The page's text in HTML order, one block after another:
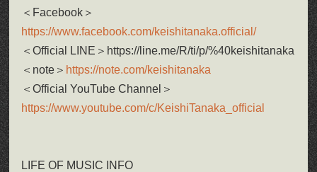
＜Facebook＞
https://www.facebook.com/keishitanaka.official/
＜Official LINE＞https://line.me/R/ti/p/%40keishitanaka
＜note＞ https://note.com/keishitanaka
＜Official YouTube Channel＞
https://www.youtube.com/c/KeishiTanaka_official
LIFE OF MUSIC INFO